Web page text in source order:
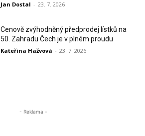
Jan Dostal - 23. 7. 2026
Cenově zvýhodněný předprodej lístků na
50. Zahradu Čech je v plném proudu
Kateřina Hažvová - 23. 7. 2026
- Reklama -